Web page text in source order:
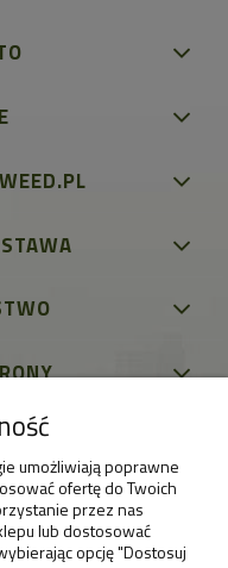
umożliwiają poprawne
ofertę do Twoich
przez nas
lub dostosować
opcję "Dostosuj